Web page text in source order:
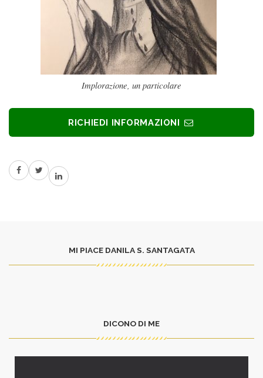
Implorazione, un particolare
RICHIEDI INFORMAZIONI
MI PIACE DANILA S. SANTAGATA
DICONO DI ME